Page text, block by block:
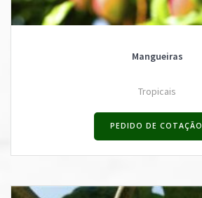
Mangueiras
Tropicais
PEDIDO DE COTAÇÃO